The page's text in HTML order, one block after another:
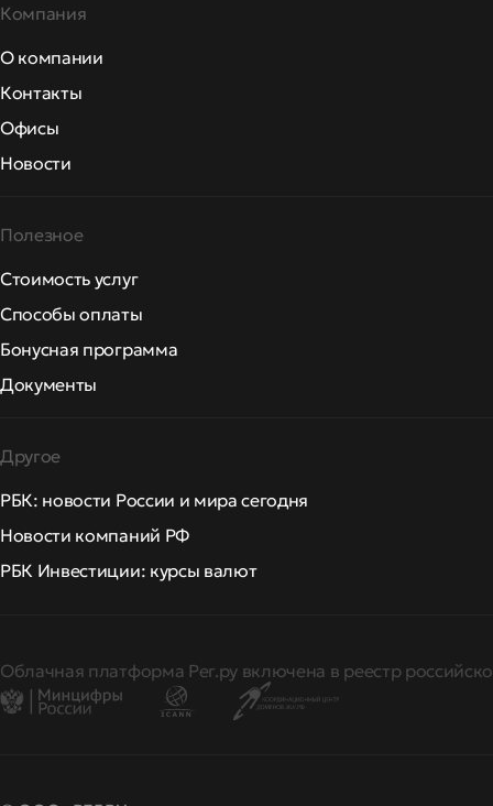
Компания
О компании
Контакты
Офисы
Новости
Полезное
Стоимость услуг
Способы оплаты
Бонусная программа
Документы
Другое
РБК: новости России и мира сегодня
Новости компаний РФ
РБК Инвестиции: курсы валют
Облачная платформа Рег.ру включена в реестр